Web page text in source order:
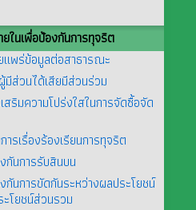
ในเพื่อป้องกันการทุจริต
แพร่ข้อมูลต่อสาธารณะ
มีส่วนได้เสียมีส่วนร่วม
สริมความโปร่งใสในการจัดซื้อจัด
ารเรื่องร้องเรียนการทุจริต
กันการรับสินบน
กันการขัดกันระหว่างผลประโยชน์
โยชน์ส่วนรวม